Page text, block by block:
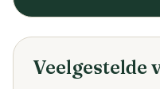
Veelgestelde